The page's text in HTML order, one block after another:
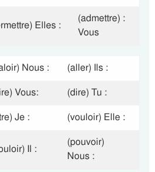
Elles :
(admettre) :
Vous
Nous :
(aller) Ils :
Vous:
(dire) Tu :
Je : (vouloir) Elle :
Il :
(pouvoir)
Nous :